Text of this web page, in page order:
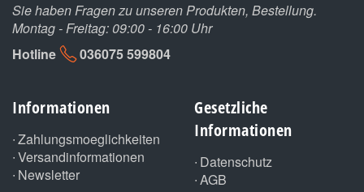
Sie haben Fragen zu unseren Produkten, Bestellung.
Montag - Freitag: 09:00 - 16:00 Uhr
Hotline
036075 599804
Informationen
Zahlungsmoeglichkeiten
Versandinformationen
Newsletter
Gesetzliche
Informationen
Datenschutz
AGB